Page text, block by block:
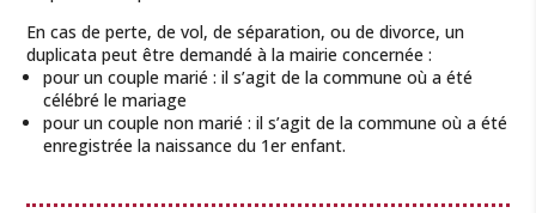
En cas de perte, de vol, de séparation, ou de divorce, un
duplicata peut être demandé à la mairie concernée :
pour un couple marié : il s’agit de la commune où a été
célébré le mariage
pour un couple non marié : il s’agit de la commune où a été
enregistrée la naissance du 1er enfant.